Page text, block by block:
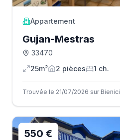
Appartement
Gujan-Mestras
33470
25m²
2 pièces 1 ch.
Trouvée le 21/07/2026 sur Bienici
550 €